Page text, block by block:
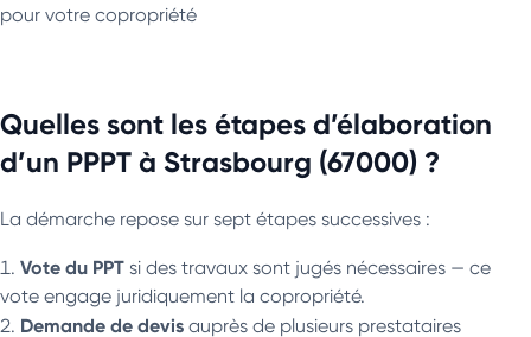
pour votre copropriété
Quelles sont les étapes d’élaboration
d’un PPPT à Strasbourg (67000) ?
La démarche repose sur sept étapes successives :
Vote du PPT si des travaux sont jugés nécessaires — ce
vote engage juridiquement la copropriété.
Demande de devis auprès de plusieurs prestataires